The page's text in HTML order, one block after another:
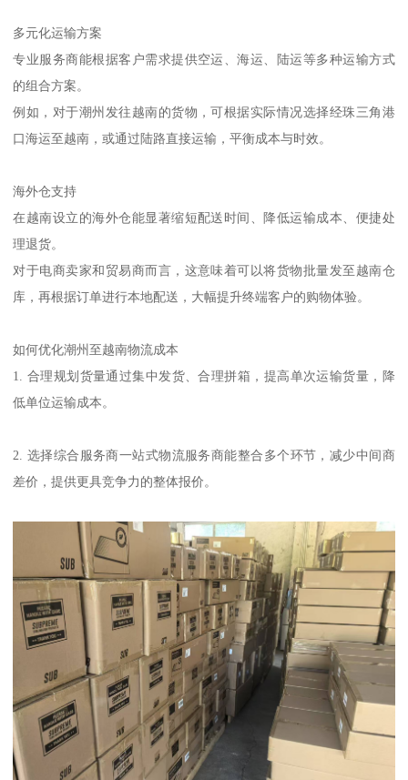
多元化运输方案
专业服务商能根据客户需求提供空运、海运、陆运等多种运输方式
的组合方案。
例如，对于潮州发往越南的货物，可根据实际情况选择经珠三角港
口海运至越南，或通过陆路直接运输，平衡成本与时效。
海外仓支持
在越南设立的海外仓能显著缩短配送时间、降低运输成本、便捷处
理退货。
对于电商卖家和贸易商而言，这意味着可以将货物批量发至越南仓
库，再根据订单进行本地配送，大幅提升终端客户的购物体验。
如何优化潮州至越南物流成本
1. 合理规划货量通过集中发货、合理拼箱，提高单次运输货量，降
低单位运输成本。
2. 选择综合服务商一站式物流服务商能整合多个环节，减少中间商
差价，提供更具竞争力的整体报价。